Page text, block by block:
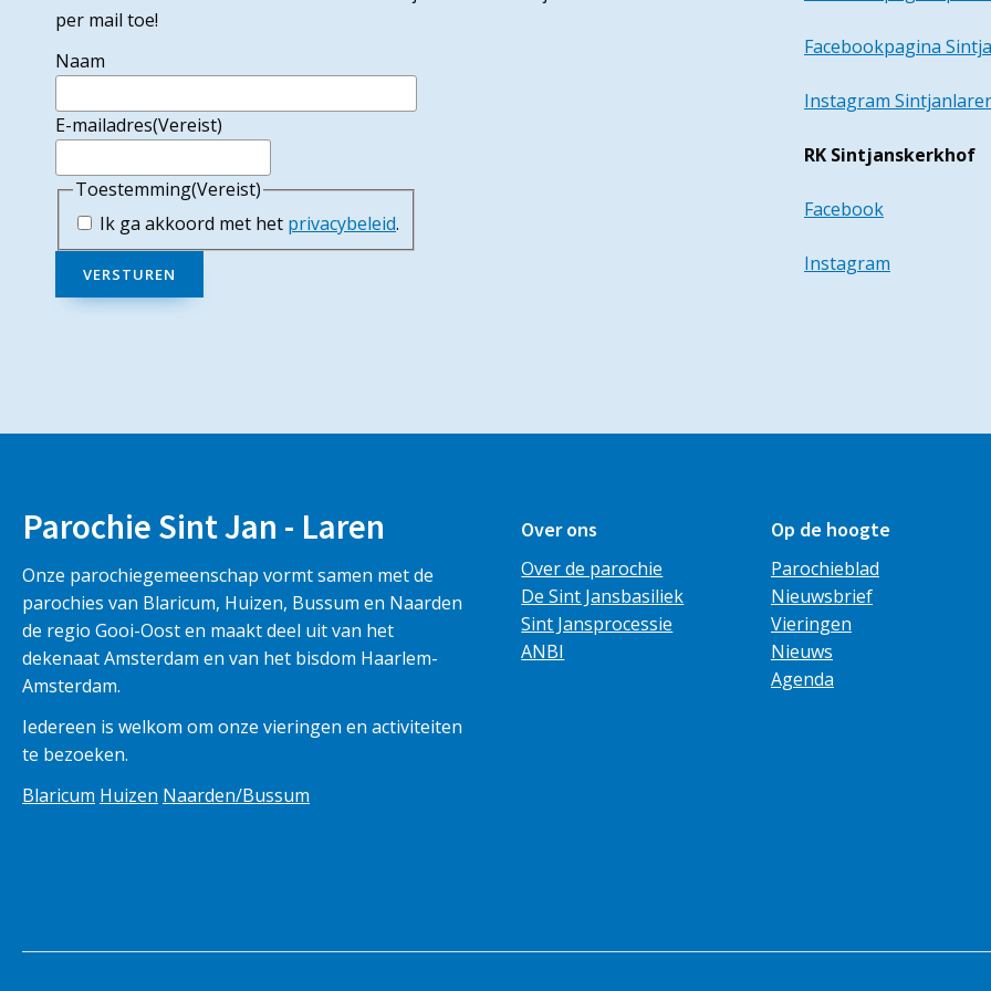
per mail toe!
Naam
E-mailadres(Vereist)
Toestemming(Vereist)
Ik ga akkoord met het privacybeleid.
VERSTUREN
Facebookpagina
Instagram
RK Sintjanskerkhof
Facebook
Instagram
Parochie Sint Jan - Laren
Onze parochiegemeenschap vormt samen met de
parochies van Blaricum, Huizen, Bussum en Naarden
de regio Gooi-Oost en maakt deel uit van het
dekenaat Amsterdam en van het bisdom Haarlem-
Amsterdam.
Iedereen is welkom om onze vieringen en activiteiten
te bezoeken.
Blaricum Huizen Naarden/Bussum
Over ons
Over de parochie
De Sint Jansbasiliek
Sint Jansprocessie
ANBI
Op de hoogte
Parochieblad
Nieuwsbrief
Vieringen
Nieuws
Agenda